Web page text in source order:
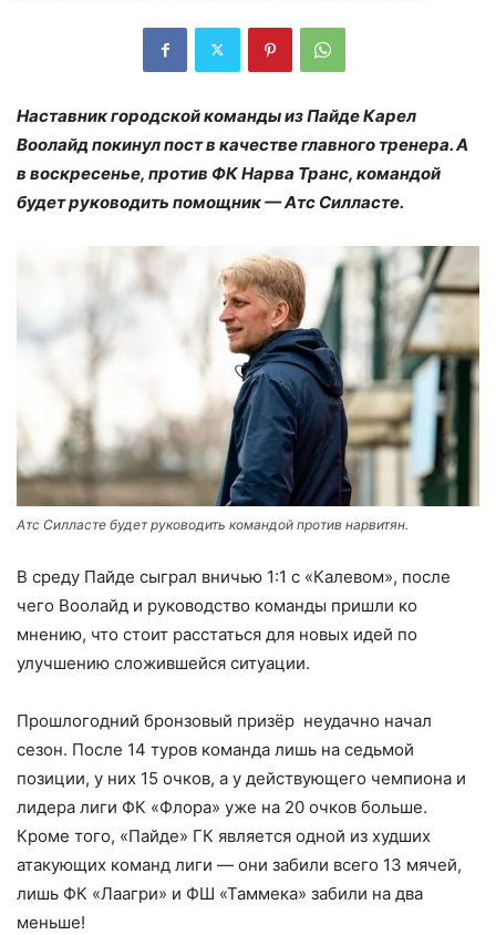
Наставник городской команды из Пайде Карел
Воолайд покинул пост в качестве главного тренера. А
в воскресенье, против ФК Нарва Транс, командой
будет руководить помощник — Атс Силласте.
Атс Силласте будет руководить командой против нарвитян.
В среду Пайде сыграл вничью 1:1 с «Калевом», после
чего Воолайд и руководство команды пришли ко
мнению, что стоит расстаться для новых идей по
улучшению сложившейся ситуации.
Прошлогодний бронзовый призёр неудачно начал
сезон. После 14 туров команда лишь на седьмой
позиции, у них 15 очков, а у действующего чемпиона и
лидера лиги ФК «Флора» уже на 20 очков больше.
Кроме того, «Пайде» ГК является одной из худших
атакующих команд лиги — они забили всего 13 мячей,
лишь ФК «Лаагри» и ФШ «Таммека» забили на два
меньше!